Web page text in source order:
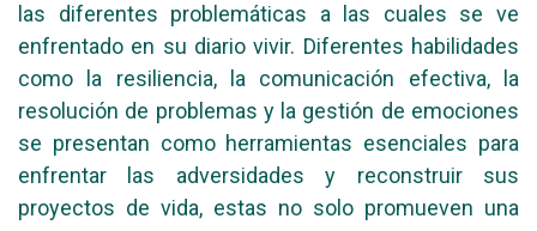
las diferentes problemáticas a las cuales se ve
enfrentado en su diario vivir. Diferentes habilidades
como la resiliencia, la comunicación efectiva, la
resolución de problemas y la gestión de emociones
se presentan como herramientas esenciales para
enfrentar las adversidades y reconstruir sus
proyectos de vida, estas no solo promueven una